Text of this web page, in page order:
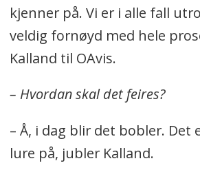
kjenner på. Vi er i alle fall
veldig fornøyd med hele
Kalland til OAvis.
– Hvordan skal det feires?
– Å, i dag blir det bobler. Det
lure på, jubler Kalland.